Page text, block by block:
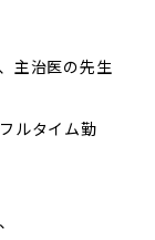
主治医の先生
ルタイム勤